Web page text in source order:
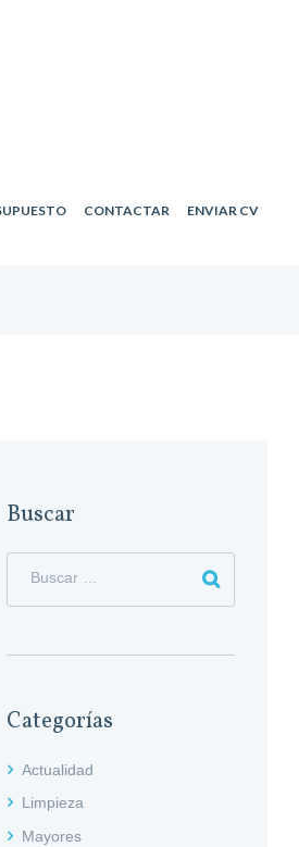
CONTACTAR ENVIAR CV
Buscar
Categorías
Actualidad
Limpieza
Mayores